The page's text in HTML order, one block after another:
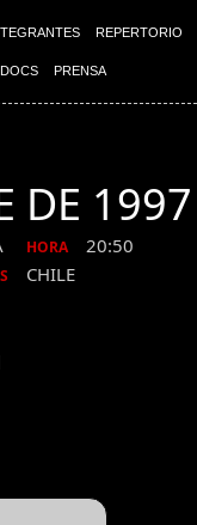
REPERTORIO
DOCS PRENSA
DE 1997
HORA 20:50
CHILE